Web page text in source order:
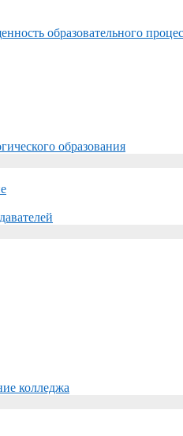
образовательного
образования
колледжа